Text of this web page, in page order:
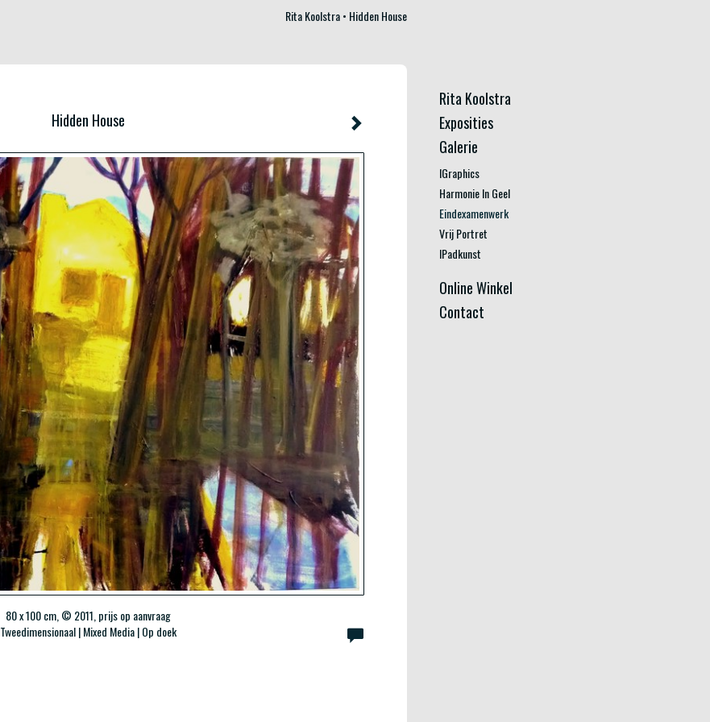
Rita Koolstra Hidden House
Hidden House
80 x 100 cm, © 2011, prijs op aanvraag
Tweedimensionaal | Mixed Media | Op doek
Rita Koolstra
Exposities
Galerie
IGraphics
Harmonie In Geel
Eindexamenwerk
Vrij Portret
IPadkunst
Online Winkel
Contact